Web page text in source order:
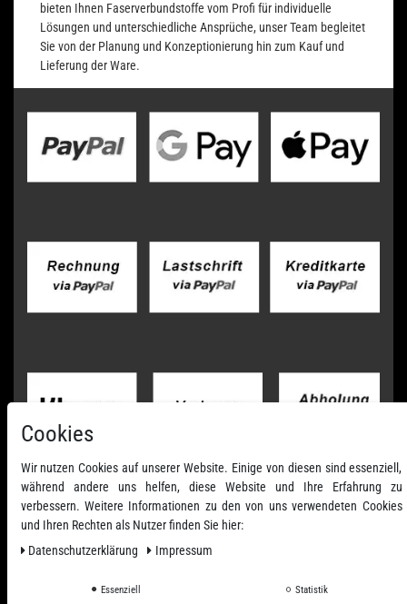
bieten Ihnen Faserverbundstoffe vom Profi für individuelle
Lösungen und unterschiedliche Ansprüche, unser Team begleitet
Sie von der Planung und Konzeptionierung hin zum Kauf und
Lieferung der Ware.
Cookies
Wir nutzen Cookies auf unserer Website. Einige von diesen sind essenziell,
während andere uns helfen, diese Website und Ihre Erfahrung zu
verbessern. Weitere Informationen zu den von uns verwendeten Cookies
und Ihren Rechten als Nutzer finden Sie hier:
Daten­schutz­erklärung
Impressum
Essenziell Statistik